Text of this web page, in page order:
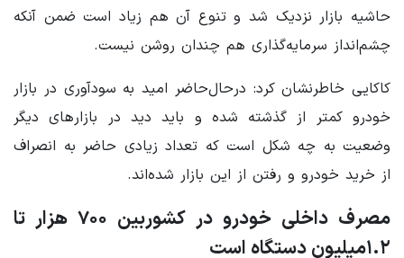
حاشیه بازار نزدیک شد و تنوع آن هم زیاد است ضمن آنکه
چشم‌انداز سرمایه‌گذاری هم چندان روشن نیست.
کاکایی خاطرنشان کرد: درحال‌حاضر امید به سودآوری در بازار
خودرو کمتر از گذشته شده و باید دید در بازارهای دیگر
وضعیت به چه شکل است که تعداد زیادی حاضر به انصراف
از خرید خودرو و رفتن از این بازار شده‌اند.
مصرف داخلی خودرو در کشوربین ۷۰۰ هزار تا
۱.۲میلیون دستگاه است